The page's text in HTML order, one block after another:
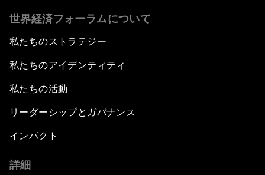
In Technology We Trust?
Opening Plenary with Narendra Modi, Prime
Minister of India
Inequality?
世界経済フォーラムについて
私たちのストラテジー
私たちのアイデンティティ
私たちの活動
リーダーシップとガバナンス
インパクト
詳細